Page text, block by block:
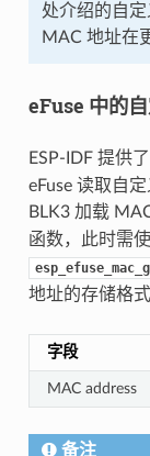
处介绍的自
MAC 地址在
eFuse 中的
ESP-IDF 提供了
eFuse 读取自
BLK3 加载
函数，此时需
地址的存储格式
字段
MAC address
备注